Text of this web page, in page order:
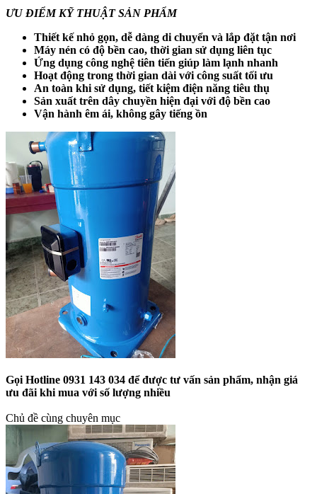
ƯU ĐIỂM KỸ THUẬT SẢN PHẨM
Thiết kế nhỏ gọn, dễ dàng di chuyển và lắp đặt tận nơi
Máy nén có độ bền cao, thời gian sử dụng liên tục
Ứng dụng công nghệ tiên tiến giúp làm lạnh nhanh
Hoạt động trong thời gian dài với công suất tối ưu
An toàn khi sử dụng, tiết kiệm điện năng tiêu thụ
Sản xuất trên dây chuyền hiện đại với độ bền cao
Vận hành êm ái, không gây tiếng ồn
Gọi Hotline 0931 143 034 để được tư vấn sản phẩm, nhận giá
ưu đãi khi mua với số lượng nhiều
Chủ đề cùng chuyên mục